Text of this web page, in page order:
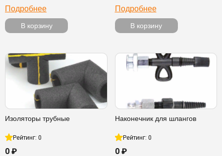
Подробнее
В корзину
Подробнее
В корзину
Изоляторы трубные
Рейтинг: 0
0 ₽
Наконечник для шлангов
Рейтинг: 0
0 ₽